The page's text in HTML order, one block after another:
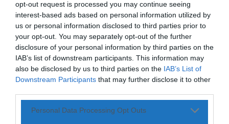
opt-out request is processed you may continue seeing
interest-based ads based on personal information utilized by
us or personal information disclosed to third parties prior to
your opt-out. You may separately opt-out of the further
disclosure of your personal information by third parties on the
IAB’s list of downstream participants. This information may
also be disclosed by us to third parties on the IAB’s List of
Downstream Participants that may further disclose it to other
Personal Data Processing Opt Outs
Também em:Notícias de Águeda • Notícias de
Anadia • Diário da Bairrada +1 mais
Notícias de Águeda
Caminhada “Pé na Causa” da ABARCA adiada
devido à coincidência com outros...
ONTEM, 15:36
O médio português João Neves, atualmente ao serviço do
Paris Saint-Germain, é o jogador português mais bem
classificado no mais recente ranking dos 100 futebolistas
Futebol.
PARTILHAR ESTE ARTIGO
WhatsApp
Facebook
Messenger
Bluesky
TrelloTelegram
Copy
Link